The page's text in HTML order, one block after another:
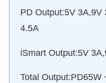
PD Output:5V 3A,9V
4.5A
iSmart Output:5V
Total Output:PD65W